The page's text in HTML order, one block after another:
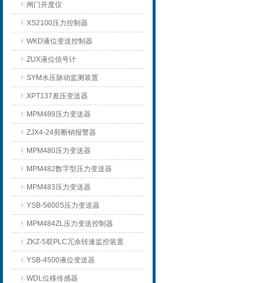
闸门开度仪
XS2100压力控制器
WKD液位变送控制器
ZUX液位信号计
SYM水压脉动监测装置
XPT137差压变送器
MPM489压力变送器
ZJX4-24剪断销报警器
MPM480压力变送器
MPM482数字型压力变送器
MPM483压力变送器
YSB-5600S压力变送器
MPM484ZL压力变送控制器
ZKZ-5双PLC冗余转速监控装置
YSB-4500液位变送器
WDL位移传感器